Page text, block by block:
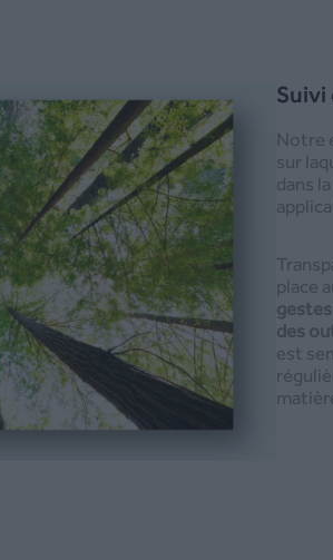
Notre
sur
dans
place
des
est